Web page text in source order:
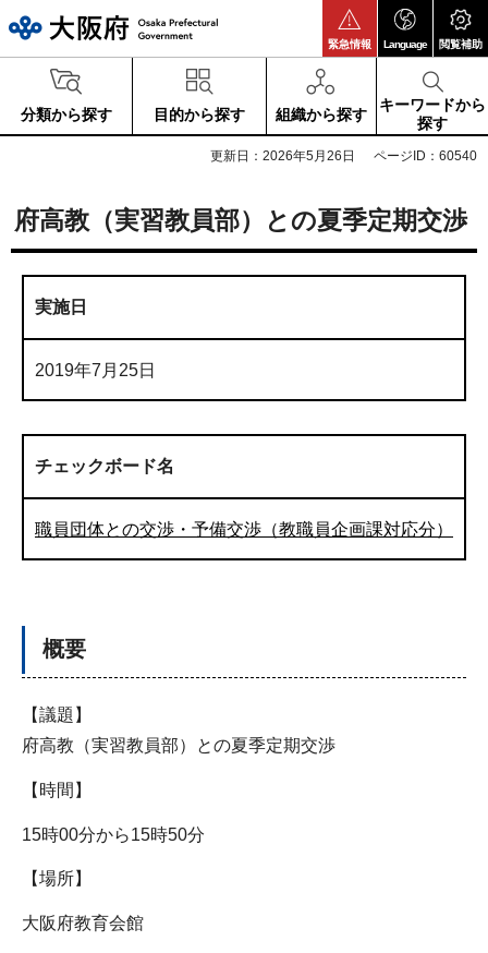
緊急情報 Language 閲覧補助
分類から探す 目的から探す 組織から探す
キーワードから
探す
更新日：2026年5月26日 ページID：60540
府高教（実習教員部）との夏季定期交渉
実施日
2019年7月25日
チェックボード名
職員団体との交渉・予備交渉（教職員企画課対応分）
概要
【議題】
府高教（実習教員部）との夏季定期交渉
【時間】
15時00分から15時50分
【場所】
大阪府教育会館